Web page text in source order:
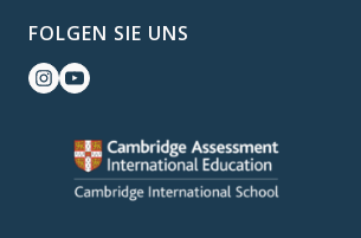
FOLGEN SIE UNS